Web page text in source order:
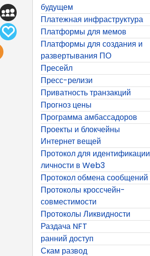
будущем
Платежная инфраструктура
Платформы для мемов
Платформы для создания и
развертывания ПО
Пресейл
Пресс-релизи
Приватность транзакций
Прогноз цены
Программа амбассадоров
Проекты и блокчейны
Интернет вещей
Протокол для идентификации
личности в Web3
Протокол обмена сообщений
Протоколы кроссчейн-
совместимости
Протоколы Ликвидности
Раздача NFT
ранний доступ
Скам развод